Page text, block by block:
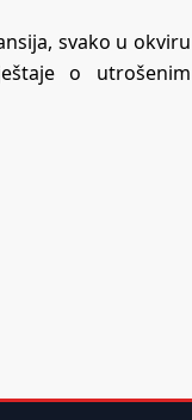
svako u okviru
o utrošenim